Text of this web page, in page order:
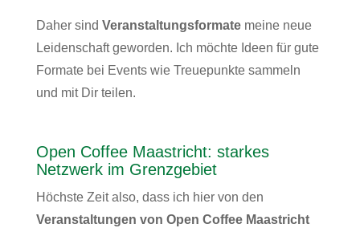
Daher sind Veranstaltungsformate meine neue
Leidenschaft geworden. Ich möchte Ideen für gute
Formate bei Events wie Treuepunkte sammeln
und mit Dir teilen.
Open Coffee Maastricht: starkes
Netzwerk im Grenzgebiet
Höchste Zeit also, dass ich hier von den
Veranstaltungen von Open Coffee Maastricht